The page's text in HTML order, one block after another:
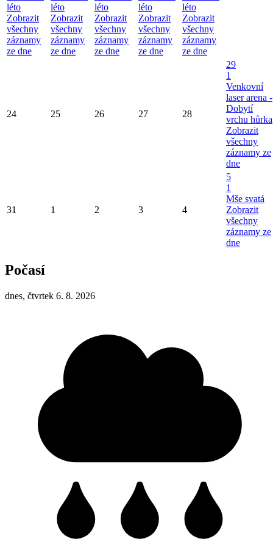
léto
Zobrazit
všechny
záznamy
ze dne
léto
Zobrazit
všechny
záznamy
ze dne
léto
Zobrazit
všechny
záznamy
ze dne
léto
Zobrazit
všechny
záznamy
ze dne
léto
Zobrazit
všechny
záznamy
ze dne
24 25 26 27 28
29
1
Venkovní
laser arena -
Dobytí
vrchu hůrka
Zobrazit
všechny
záznamy ze
dne
31 1 2 3 4
5
1
Mše svatá
Zobrazit
všechny
záznamy ze
dne
Počasí
dnes, čtvrtek 6. 8. 2026